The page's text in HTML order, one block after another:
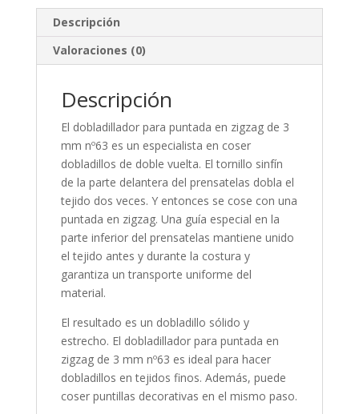
Descripción
Valoraciones (0)
Descripción
El dobladillador para puntada en zigzag de 3
mm nº63 es un especialista en coser
dobladillos de doble vuelta. El tornillo sinfín
de la parte delantera del prensatelas dobla el
tejido dos veces. Y entonces se cose con una
puntada en zigzag. Una guía especial en la
parte inferior del prensatelas mantiene unido
el tejido antes y durante la costura y
garantiza un transporte uniforme del
material.
El resultado es un dobladillo sólido y
estrecho. El dobladillador para puntada en
zigzag de 3 mm nº63 es ideal para hacer
dobladillos en tejidos finos. Además, puede
coser puntillas decorativas en el mismo paso.